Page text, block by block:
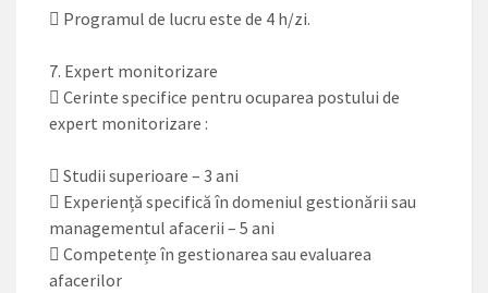
 Programul de lucru este de 4 h/zi.
7. Expert monitorizare
 Cerinte specifice pentru ocuparea postului de
expert monitorizare :
 Studii superioare – 3 ani
 Experiență specifică în domeniul gestionării sau
managementul afacerii – 5 ani
 Competențe în gestionarea sau evaluarea
afacerilor